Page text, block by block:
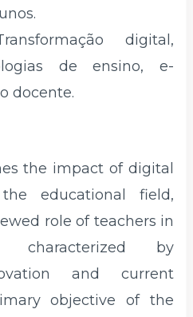
digital,
de ensino, e-
docente.
the impact of digital
educational field,
role of teachers in
characterized by
and current
objective of the